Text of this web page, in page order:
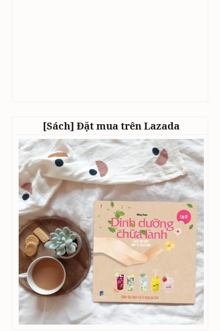
[Sách] Đặt mua trên Lazada